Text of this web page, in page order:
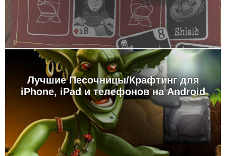
Лучшие Песочницы/Крафтинг для
iPhone, iPad и телефонов на Android